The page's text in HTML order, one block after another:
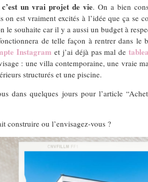
un vrai projet de vie. On a bien
on est vraiment excités à l’idée que ça se
le souhaite car il y a aussi un budget à
de telle façon à rentrer dans
Instagram et j’ai déjà pas mal de
: une villa contemporaine, une vraie
structurés et une piscine.
dans quelques jours pour l’article
construire ou l’envisagez-vous ?